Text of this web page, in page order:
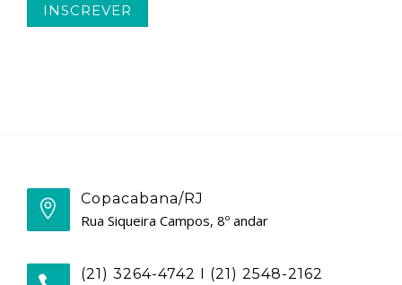
Copacabana/RJ
Rua Siqueira Campos, 8º andar
(21) 3264-4742 I (21) 2548-2162